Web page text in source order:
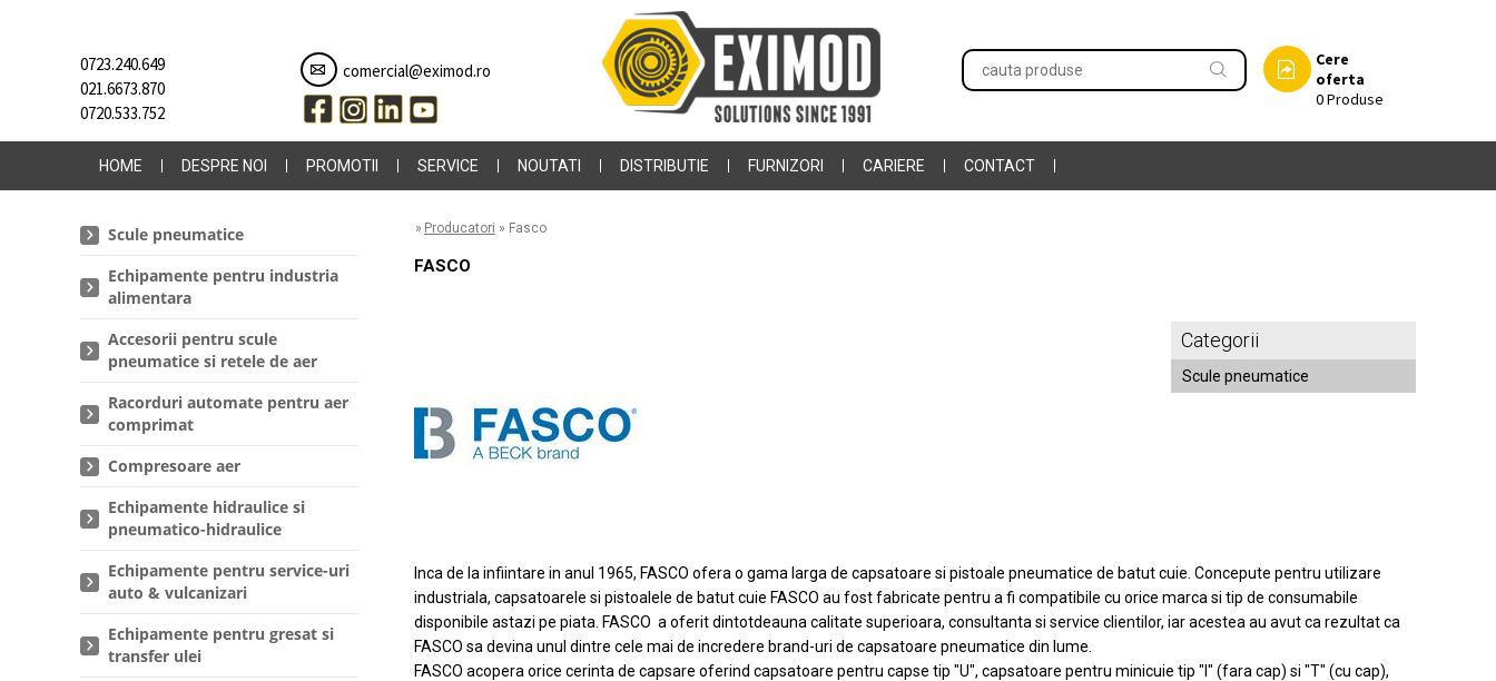
0723.240.649
021.6673.870
0720.533.752
comercial@eximod.ro
Cere
oferta
0Produse
HOME DESPRE NOI PROMOTII SERVICE NOUTATI DISTRIBUTIE FURNIZORI CARIERE CONTACT
Scule pneumatice
Echipamente pentru industria
alimentara
Accesorii pentru scule
pneumatice si retele de aer
Racorduri automate pentru aer
comprimat
Compresoare aer
Echipamente hidraulice si
pneumatico-hidraulice
Echipamente pentru service-uri
auto & vulcanizari
Echipamente pentru gresat si
transfer ulei
» Producatori » Fasco
FASCO
Categorii
Scule pneumatice
Inca de la infiintare in anul 1965, FASCO ofera o gama larga de capsatoare si pistoale pneumatice de batut cuie. Concepute pentru utilizare
industriala, capsatoarele si pistoalele de batut cuie FASCO au fost fabricate pentru a fi compatibile cu orice marca si tip de consumabile
disponibile astazi pe piata. FASCO a oferit dintotdeauna calitate superioara, consultanta si service clientilor, iar acestea au avut ca rezultat ca
FASCO sa devina unul dintre cele mai de incredere brand-uri de capsatoare pneumatice din lume.
FASCO acopera orice cerinta de capsare oferind capsatoare pentru capse tip "U", capsatoare pentru minicuie tip "I" (fara cap) si "T" (cu cap),